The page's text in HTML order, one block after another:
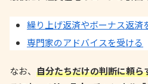
繰り上げ返済やボーナス返済
専門家のアドバイスを受ける
なお、 自分たちだけの判断に頼